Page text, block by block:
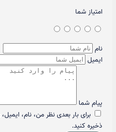
امتیاز شما
نام
ایمیل
پیام شما
برای بار بعدی نظر من، نام،
ذخیره کنید.